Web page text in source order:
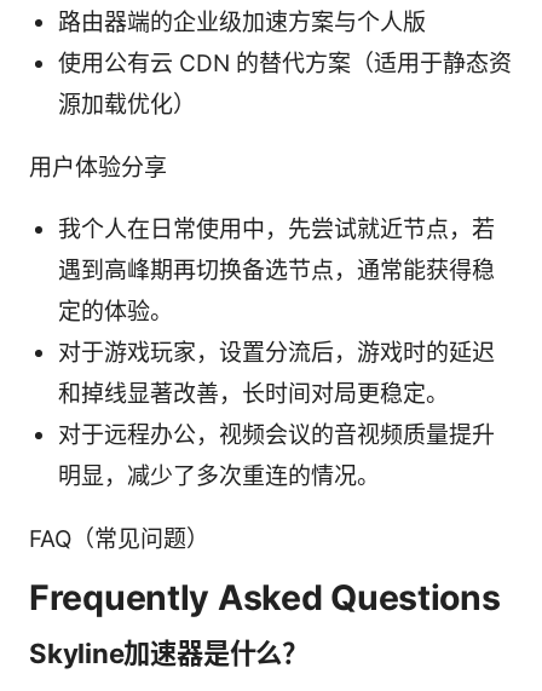
路由器端的企业级加速方案与个人版
使用公有云 CDN 的替代方案（适用于静态资
源加载优化）
用户体验分享
我个人在日常使用中，先尝试就近节点，若
遇到高峰期再切换备选节点，通常能获得稳
定的体验。
对于游戏玩家，设置分流后，游戏时的延迟
和掉线显著改善，长时间对局更稳定。
对于远程办公，视频会议的音视频质量提升
明显，减少了多次重连的情况。
FAQ（常见问题）
Frequently Asked Questions
Skyline加速器是什么？